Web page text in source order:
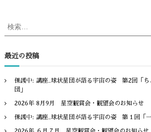
シ
ョ
ン
検
象
:
最近の投稿
保護中: 講座_球状星団が語る宇宙の姿 第2回「ち
団」
2026年 8月9月 星空観賞会・観望会のお知らせ
保護中: 講座_球状星団が語る宇宙の姿 第１回「一
2026年 ６月７月 星空観賞会・観望会のお知らせ